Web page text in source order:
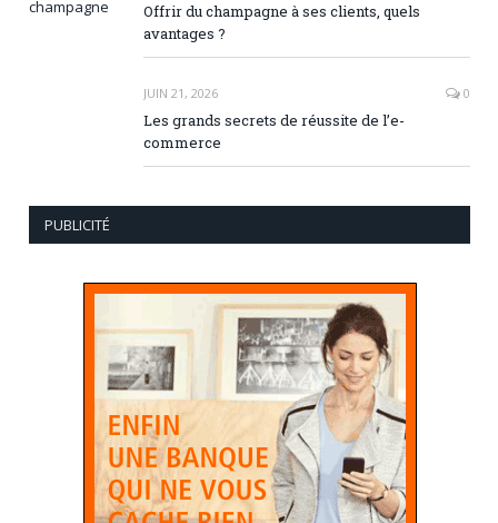
Offrir du champagne à ses clients, quels
avantages ?
JUIN 21, 2026 0
Les grands secrets de réussite de l’e-
commerce
PUBLICITÉ